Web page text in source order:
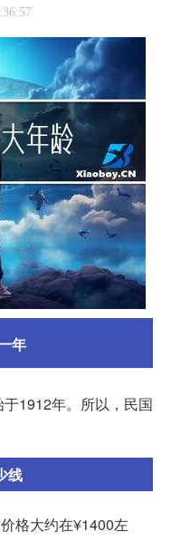
年
1912年。所以，民国
线
格大约在¥1400左